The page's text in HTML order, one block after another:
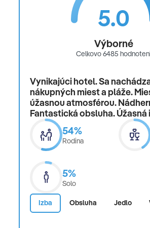
5.0
Výborné
Celkovo 6485
Vynikajúci hotel. Sa
nákupných miest a pláže.
úžasnou atmosférou.
Fantastická obsluha. Úžasná
54%
Rodina
5%
Solo
Izba Obsluha Jedlo